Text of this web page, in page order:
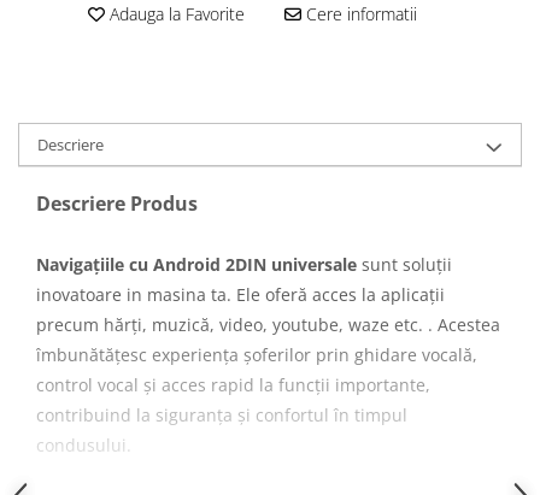
Navigatii Jeep
Navigatii Iveco
Navigatii Chrysler
Playere auto
Navigatii 2 DIN
Navigatii 1 DIN
Navigatie GPS Portabil
Accesorii navigatii
CarPlay&Android Auto
Adauga la Favorite Cere informatii
Descriere
Descriere Produs
Navigațiile cu Android 2DIN universale sunt soluții
inovatoare in masina ta. Ele oferă acces la aplicații
precum hărți, muzică, video, youtube, waze etc. . Acestea
îmbunătățesc experiența șoferilor prin ghidare vocală,
control vocal și acces rapid la funcții importante,
contribuind la siguranța și confortul în timpul
condusului.